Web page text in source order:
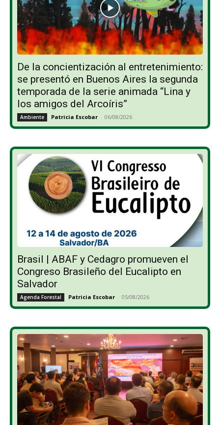
De la concientización al entretenimiento:
se presentó en Buenos Aires la segunda
temporada de la serie animada “Lina y
los amigos del Arcoíris”
Ambiente Patricia Escobar - 06/08/2026
Brasil | ABAF y Cedagro promueven el
Congreso Brasileño del Eucalipto en
Salvador
Agenda Forestal Patricia Escobar - 05/08/2026